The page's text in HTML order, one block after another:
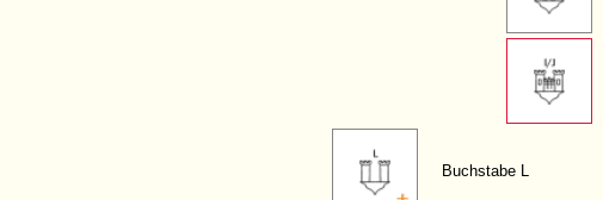
Buchstabe L